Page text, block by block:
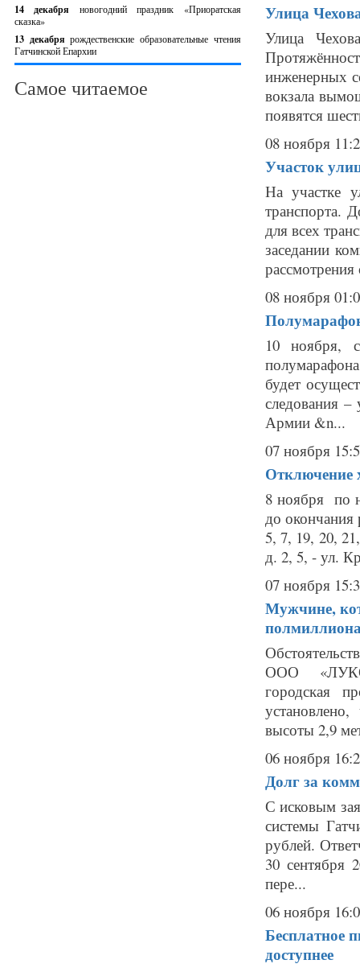
14 декабря новогодний праздник «Приоратская
сказка»
13 декабрярождественские образовательные чтения
Гатчинской Епархии
Самое читаемое
Улица
Улица
инженерных
вокзала
появятся
08 ноября
Участок
На участке
транспорта.
для всех
заседании
08 ноября
10 ноября,
будет
следования
Армии &n...
07 ноября
Отключение
8 ноября по
до
5, 7, 19, 20,
д. 2, 5, - ул.
07 ноября
Мужчине,
ООО
городская
высоты 2,9
06 ноября
Долг за
С исковым
системы
рублей.
30 сентября
пере...
06 ноября
Бесплатное
доступнее